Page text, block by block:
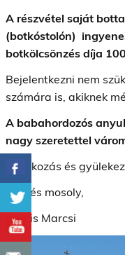
A részvétel saját
(botkóstolón)
botkölcsönzés díja
Bejelentkezni nem
számára is, akiknek
A babahordozós
nagy szeretettel
Találkozás és
Üdv és mosoly,
Kocsis Marcsi